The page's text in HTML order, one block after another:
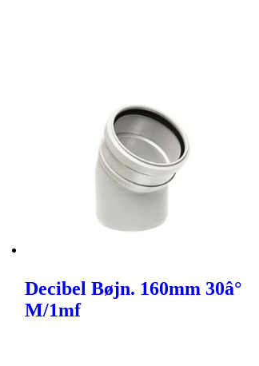
Decibel Bøjn. 160mm 30â°
M/1mf